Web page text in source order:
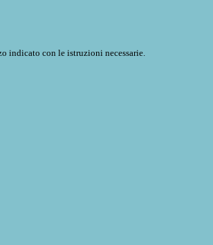
indicato con le istruzioni necessarie.